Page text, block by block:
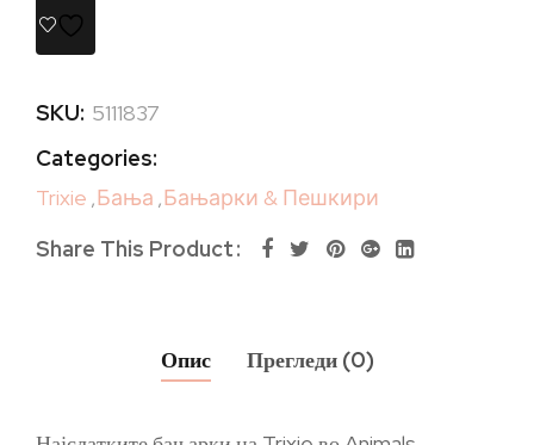
SKU: 5111837
Categories:
Trixie ,Бања ,Бањарки & Пешкири
Share This Product
Опис Прегледи (0)